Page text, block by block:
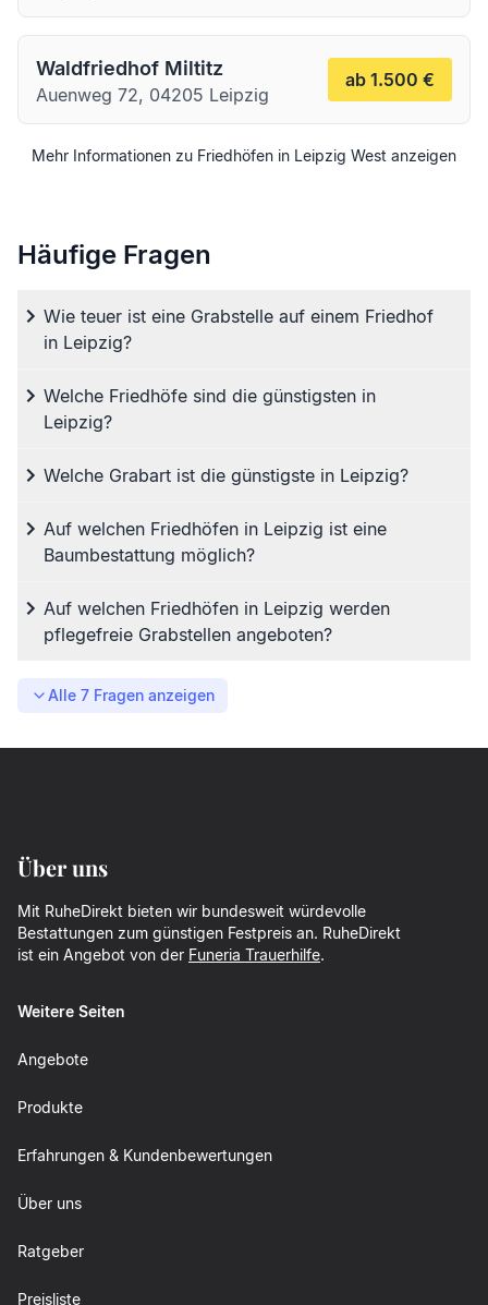
Waldfriedhof Miltitz
Auenweg 72, 04205 Leipzig
ab 1.500 €
Mehr Informationen zu Friedhöfen in Leipzig West anzeigen
Häufige Fragen
Wie teuer ist eine Grabstelle auf einem Friedhof
in Leipzig?
Welche Friedhöfe sind die günstigsten in
Leipzig?
Welche Grabart ist die günstigste in Leipzig?
Auf welchen Friedhöfen in Leipzig ist eine
Baumbestattung möglich?
Auf welchen Friedhöfen in Leipzig werden
pflegefreie Grabstellen angeboten?
Alle 7 Fragen anzeigen
Über uns
Mit RuheDirekt bieten wir bundesweit würdevolle
Bestattungen zum günstigen Festpreis an. RuheDirekt
ist ein Angebot von der Funeria Trauerhilfe.
Weitere Seiten
Angebote
Produkte
Erfahrungen & Kundenbewertungen
Über uns
Ratgeber
Preisliste